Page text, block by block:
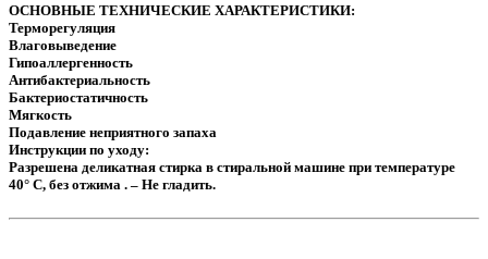
ОСНОВНЫЕ ТЕХНИЧЕСКИЕ ХАРАКТЕРИСТИКИ:
Терморегуляция
Влаговыведение
Гипоаллергенность
Антибактериальность
Бактериостатичность
Мягкость
Подавление неприятного запаха
Инструкции по уходу:
Разрешена деликатная стирка в стиральной машине при температуре
40° C, без отжима . – Не гладить.